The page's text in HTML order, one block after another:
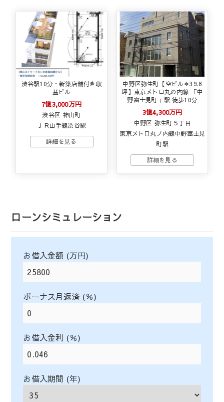
渋谷駅10分・新築店舗付き収
益ビル
7億3,000万円
渋谷区 神山町
ＪＲ山手線渋谷駅
中野区弥生町【空ビル＊39.8
坪】東京メトロ丸の内線 「中
野富士見町」駅 徒歩10分
3億4,300万円
中野区 弥生町５丁目
東京メトロ丸ノ内線中野富士見
町駅
ローンシミュレーション
お借入金額 (万円)
ボーナス月返済 (％)
お借入金利 (％)
お借入期間 (年)